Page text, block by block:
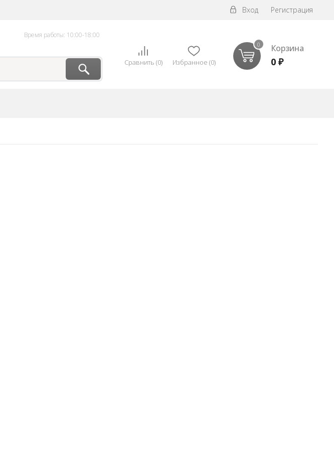
Вход Регистрация
Время работы: 10:00-18:00
Сравнить (0) Избранное (0)
0 Корзина
0 ₽